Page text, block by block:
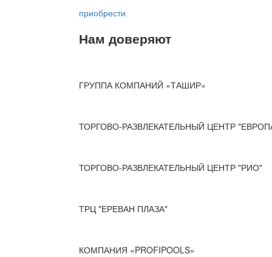
приобрести
Нам доверяют
ГРУППА КОМПАНИЙ «ТАШИР»
ТОРГОВО-РАЗВЛЕКАТЕЛЬНЫЙ ЦЕНТР
ТОРГОВО-РАЗВЛЕКАТЕЛЬНЫЙ ЦЕНТР "РИО"
ТРЦ "ЕРЕВАН ПЛАЗА"
КОМПАНИЯ «PROFIPOOLS»